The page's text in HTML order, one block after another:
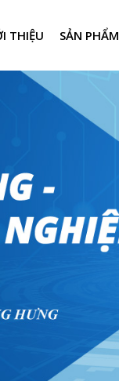
THIỆU SẢN PHẨM